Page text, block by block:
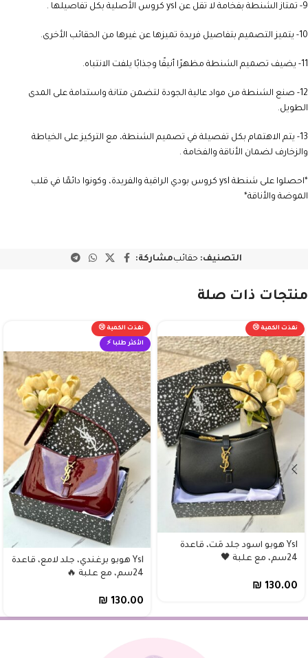
9- تمتاز الشنطة بفخامة لا تقل عن ysl كروس الأصلية بكل تفاصيلها .
10- يتميز التصميم بتفاصيل فريدة تميزها عن غيرها من الحقائب الأخرى.
11- يضيف تصميم الشنطة مظهرًا أنيقًا وجذابًا يلفت الانتباه.
12- صنع الشنطة من مواد عالية الجودة لتضمن متانة واستدامة على المدى
الطويل.
13- يتم الاهتمام بكل تفصيلة في تصميم الشنطة، مع التركيز على الخياطة
والزخارف لضمان الأناقة والفخامة .
*احصلوا على شنطة ysl كروس بودي الراقية والفريدة، وكونوا دائمًا في قلب
الموضة والأناقة*
التصنيف: حقائبمشاركة:
منتجات ذات صلة
نفذت الكمية 😢
Ysl هوبو اسود جلد مَت، قاعدة
24سم، مع علبة 🖤
₪ 130.00
نفذت الكمية 😢
الأكثر طلبا ⚡
Ysl هوبو برغندي، جلد لامع، قاعدة
24سم، مع علبة 🔥
₪ 130.00